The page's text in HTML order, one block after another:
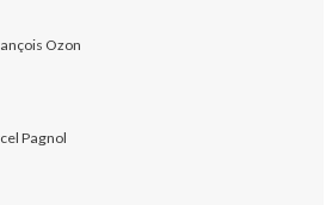
Ozon
Pagnol